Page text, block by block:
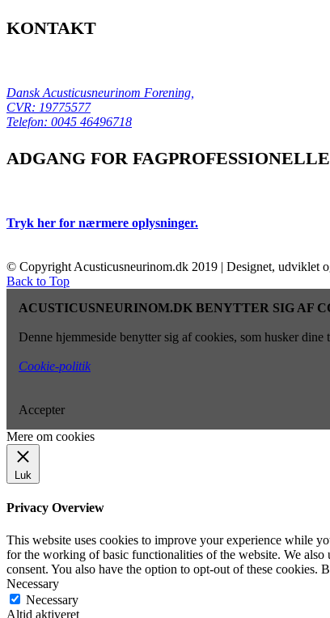
KONTAKT
Dansk Acusticusneurinom Forening,
CVR: 19775577
Telefon: 0045 46496718
ADGANG FOR FAGPROFESSIONELLE
Tryk her for nærmere oplysninger.
© Copyright Acusticusneurinom.dk 2019 | Designet, udviklet
Back to Top
ACUSTICUSNEURINOM.DK BENYTTER SIG AF
Denne hjemmeside benytter sig af cookies, som husker
Cookie-politik
Accepter
Mere om cookies
Luk
Privacy Overview
This website uses cookies to improve your experience while
for the working of basic functionalities of the website. We
consent. You also have the option to opt-out of these cookies.
Necessary
Necessary
Altid aktiveret